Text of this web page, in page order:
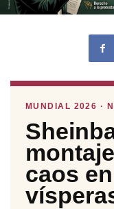
MUNDIAL 2026 ·
caos